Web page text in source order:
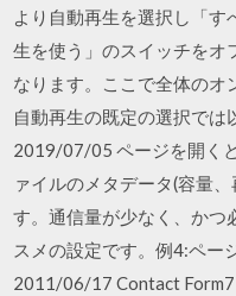
より自動再生を選択し「
生を使う」のスイッチをオ
なります。ここで全体のオ
自動再生の既定の選択では
2019/07/05 ページを開く
ァイルのメタデータ(容量
す。通信量が少なく、かつ
スメの設定です。例4:ペー
2011/06/17 Contact